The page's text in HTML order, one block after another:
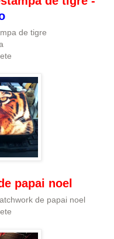
de tigre
papai noel
de papai noel